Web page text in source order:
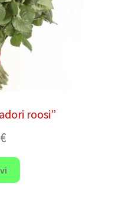
roosi”
€